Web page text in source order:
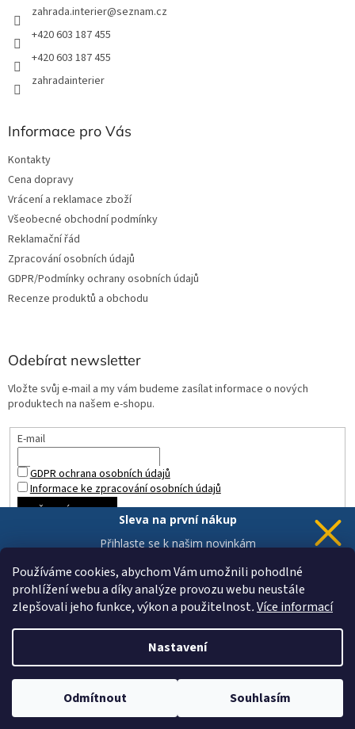
Používáme cookies, abychom Vám umožnili pohodlné
prohlížení webu a díky analýze provozu webu neustále
zlepšovali jeho funkce, výkon a použitelnost.Více informací
Nastavení
Odmítnout Souhlasím
zahrada.interier@seznam.cz
+420 603 187 455
+420 603 187 455
zahradainterier
Informace pro Vás
Kontakty
Cena dopravy
Vrácení a reklamace zboží
Všeobecné obchodní podmínky
Reklamační řád
Zpracování osobních údajů
GDPR/Podmínky ochrany osobních údajů
Recenze produktů a obchodu
Odebírat newsletter
Vložte svůj e-mail a my vám budeme zasílat informace o nových
produktech na našem e-shopu.
E-mail
GDPR ochrana osobních údajů
Informace ke zpracování osobních údajů
PŘIHLÁSIT SE
Copyright 2026ZAHRADA a INTERIÉR. Všechna práva vyhrazena.
Upravit nastavení cookies
Sleva na první nákup
Přihlaste se k našim novinkám
Chci novinky a slevu
Vaše data jsou u nás v bezpečí.